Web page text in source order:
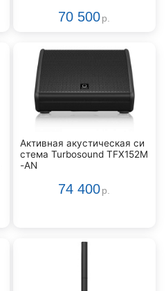
70 500 р.
Активная акустическая си
стема Turbosound TFX152M
-AN
74 400 р.